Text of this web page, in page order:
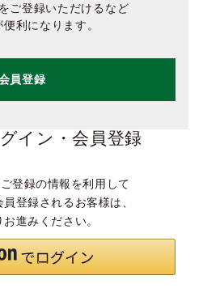
ご登録いただけるなど
利になります。
員登録
イン・会員登録
登録の情報を利用して
登録されるお客様は、
進みください。